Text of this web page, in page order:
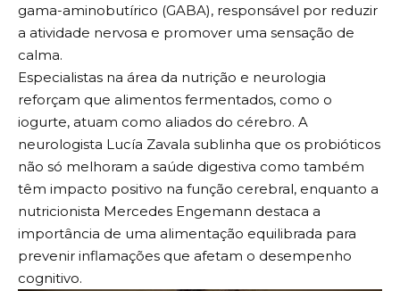
gama-aminobutírico (GABA), responsável por reduzir
a atividade nervosa e promover uma sensação de
calma.
Especialistas na área da nutrição e neurologia
reforçam que alimentos fermentados, como o
iogurte, atuam como aliados do cérebro. A
neurologista Lucía Zavala sublinha que os probióticos
não só melhoram a saúde digestiva como também
têm impacto positivo na função cerebral, enquanto a
nutricionista Mercedes Engemann destaca a
importância de uma alimentação equilibrada para
prevenir inflamações que afetam o desempenho
cognitivo.